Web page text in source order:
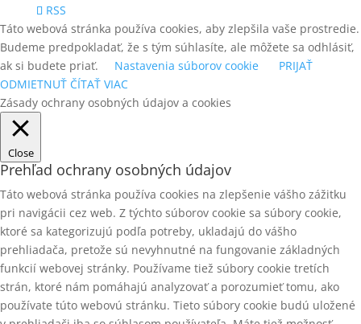
RSS
Táto webová stránka používa cookies, aby zlepšila vaše prostredie.
Budeme predpokladať, že s tým súhlasíte, ale môžete sa odhlásiť,
ak si budete priať.
Nastavenia súborov cookie
PRIJAŤ
ODMIETNUŤ ČÍTAŤ VIAC
Zásady ochrany osobných údajov a cookies
Close
Prehľad ochrany osobných údajov
Táto webová stránka používa cookies na zlepšenie vášho zážitku
pri navigácii cez web. Z týchto súborov cookie sa súbory cookie,
ktoré sa kategorizujú podľa potreby, ukladajú do vášho
prehliadača, pretože sú nevyhnutné na fungovanie základných
funkcií webovej stránky. Používame tiež súbory cookie tretích
strán, ktoré nám pomáhajú analyzovať a porozumieť tomu, ako
používate túto webovú stránku. Tieto súbory cookie budú uložené